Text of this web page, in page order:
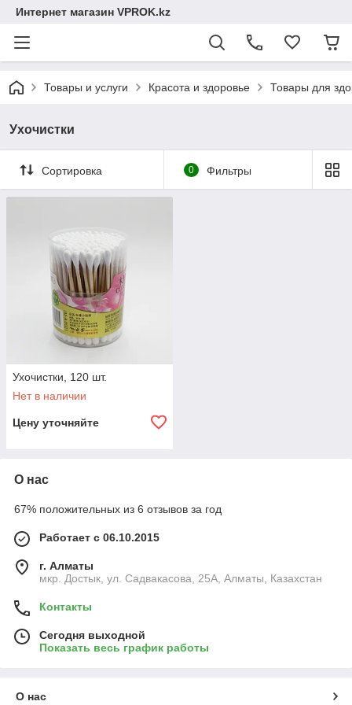
Интернет магазин VPROK.kz
Товары и услуги Красота и здоровье Товары для
Ухочистки
Сортировка 0 Фильтры
Ухочистки, 120 шт.
Нет в наличии
Цену уточняйте
О нас
67% положительных из 6 отзывов за год
Работает с 06.10.2015
г. Алматы
мкр. Достык, ул. Садвакасова, 25А, Алматы, Казахстан
Контакты
Сегодня выходной
Показать весь график работы
О нас